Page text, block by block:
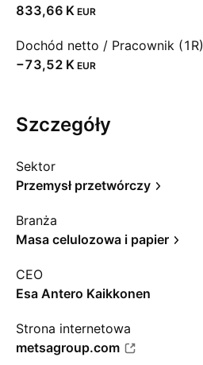
‪833,66 K‬ EUR
Dochód netto / Pracownik (1R)
‪−73,52 K‬ EUR
Szczegóły
Sektor
Przemysł przetwórczy
Branża
Masa celulozowa i papier
CEO
Esa Antero Kaikkonen
Strona internetowa
metsagroup.com